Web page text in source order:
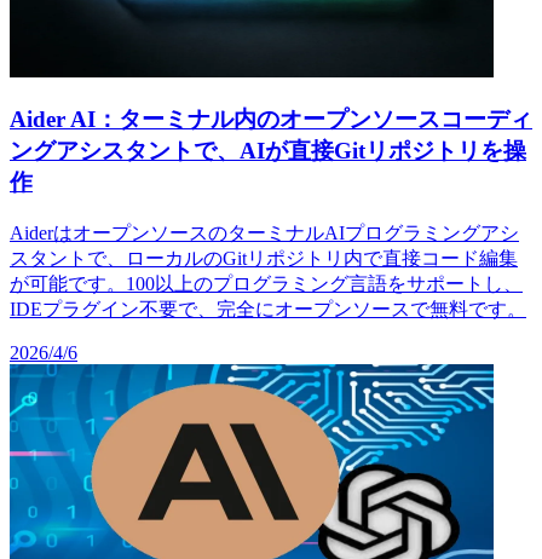
Aider AI：ターミナル内のオープンソースコーディ
ングアシスタントで、AIが直接Gitリポジトリを操
作
AiderはオープンソースのターミナルAIプログラミングアシ
スタントで、ローカルのGitリポジトリ内で直接コード編集
が可能です。100以上のプログラミング言語をサポートし、
IDEプラグイン不要で、完全にオープンソースで無料です。
2026/4/6